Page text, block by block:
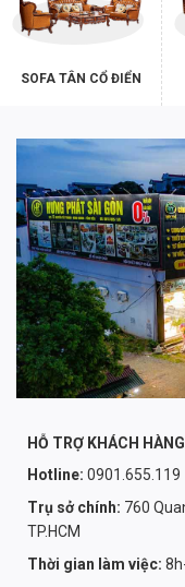
SOFA TÂN CỔ ĐIỂN
HỖ TRỢ KHÁCH HÀNG
Hotline: 0901.655.119
Trụ sở chính: 760
TP.HCM
Thời gian làm việc: